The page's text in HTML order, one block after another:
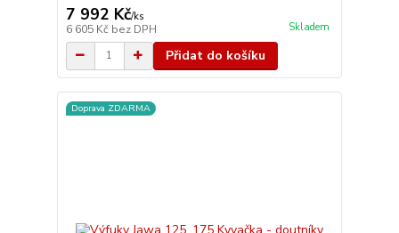
7 992 Kč/ks
6 605 Kč bez DPH Skladem
Přidat do košíku
Doprava ZDARMA